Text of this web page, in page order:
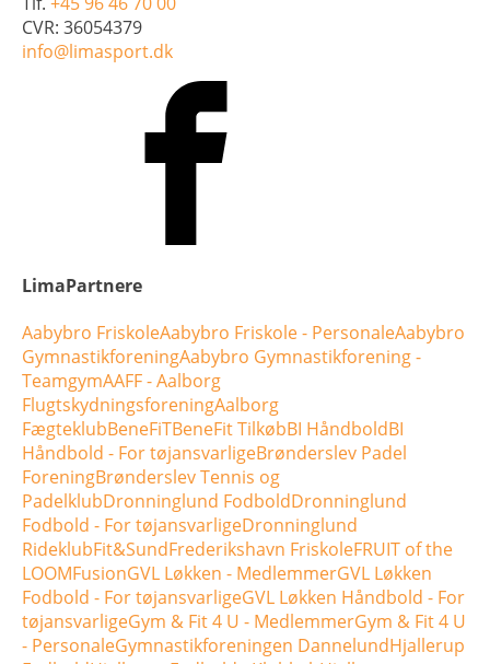
CVR: 36054379
info@limasport.dk
LimaPartnere
Aabybro FriskoleAabybro Friskole - PersonaleAabybro
GymnastikforeningAabybro Gymnastikforening -
TeamgymAAFF - Aalborg
FlugtskydningsforeningAalborg
FægteklubBeneFiTBeneFit TilkøbBI HåndboldBI
Håndbold - For tøjansvarligeBrønderslev Padel
ForeningBrønderslev Tennis og
PadelklubDronninglund FodboldDronninglund
Fodbold - For tøjansvarligeDronninglund
RideklubFit&SundFrederikshavn FriskoleFRUIT of the
LOOMFusionGVL Løkken - MedlemmerGVL Løkken
Fodbold - For tøjansvarligeGVL Løkken Håndbold - For
tøjansvarligeGym & Fit 4 U - MedlemmerGym & Fit 4 U
- PersonaleGymnastikforeningen DannelundHjallerup